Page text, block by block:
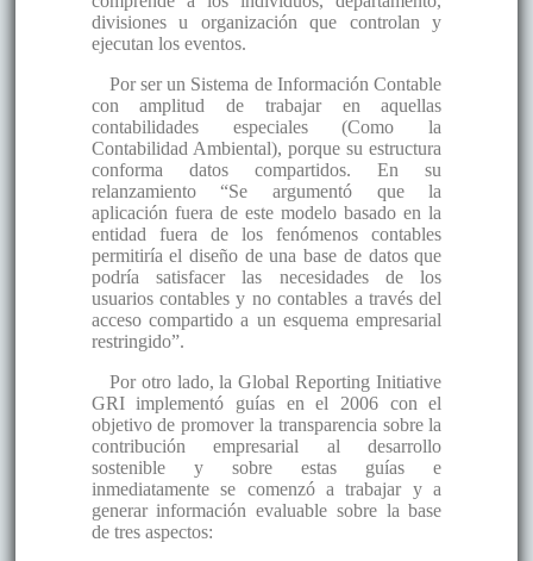
divisiones u organización que controlan y
ejecutan los eventos.
Por ser un Sistema de Información Contable
con amplitud de trabajar en aquellas
contabilidades especiales (Como la
Contabilidad Ambiental), porque su estructura
conforma datos compartidos. En su
relanzamiento “Se argumentó que la
aplicación fuera de este modelo basado en la
entidad fuera de los fenómenos contables
permitiría el diseño de una base de datos que
podría satisfacer las necesidades de los
usuarios contables y no contables a través del
acceso compartido a un esquema empresarial
restringido”.
Por otro lado, la Global Reporting Initiative
GRI implementó guías en el 2006 con el
objetivo de promover la transparencia sobre la
contribución empresarial al desarrollo
sostenible y sobre estas guías e
inmediatamente se comenzó a trabajar y a
generar información evaluable sobre la base
de tres aspectos: